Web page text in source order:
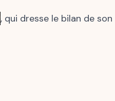
, qui dresse le bilan de son